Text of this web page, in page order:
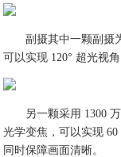
副摄其中一颗副摄
可以实现 120° 超光视
另一颗采用 1300
光学变焦，可以实现
同时保障画面清晰。